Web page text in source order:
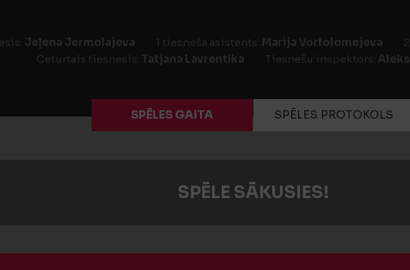
Jeļena Jermolajeva 1 tiesneša asistents: Marija Vorfolomejeva
Ceturtais tiesnesis: Tatjana Lavrentika Tiesnešu inspektors:
SPĒLES GAITA SPĒLES PROTOKOLS
SPĒLE SĀKUSIES!